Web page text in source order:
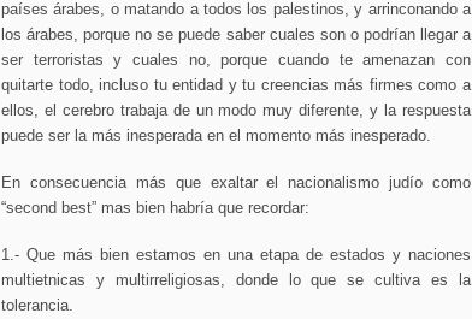
países árabes, o matando a todos los palestinos, y arrinconando a
los árabes, porque no se puede saber cuales son o podrían llegar a
ser terroristas y cuales no, porque cuando te amenazan con
quitarte todo, incluso tu entidad y tu creencias más firmes como a
ellos, el cerebro trabaja de un modo muy diferente, y la respuesta
puede ser la más inesperada en el momento más inesperado.
En consecuencia más que exaltar el nacionalismo judío como
“second best” mas bien habría que recordar:
1.- Que más bien estamos en una etapa de estados y naciones
multietnicas y multirreligiosas, donde lo que se cultiva es la
tolerancia.